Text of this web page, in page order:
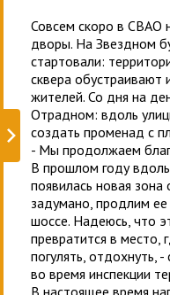
Совсем скоро в СВАО
дворы. На Звездном
стартовали:
сквера
жителей. Со дня на
Отрадном: вдоль
создать променад с
- Мы продолжаем
В прошлом году
появилась новая
задумано, продлим ее
шоссе. Надеюсь, что
превратится в место,
погулять, отдохнуть,
во время инспекции
В настоящее время